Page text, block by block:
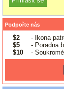
Podpořte nás
$2
- Ikona
$5
- Poradna
$10
-